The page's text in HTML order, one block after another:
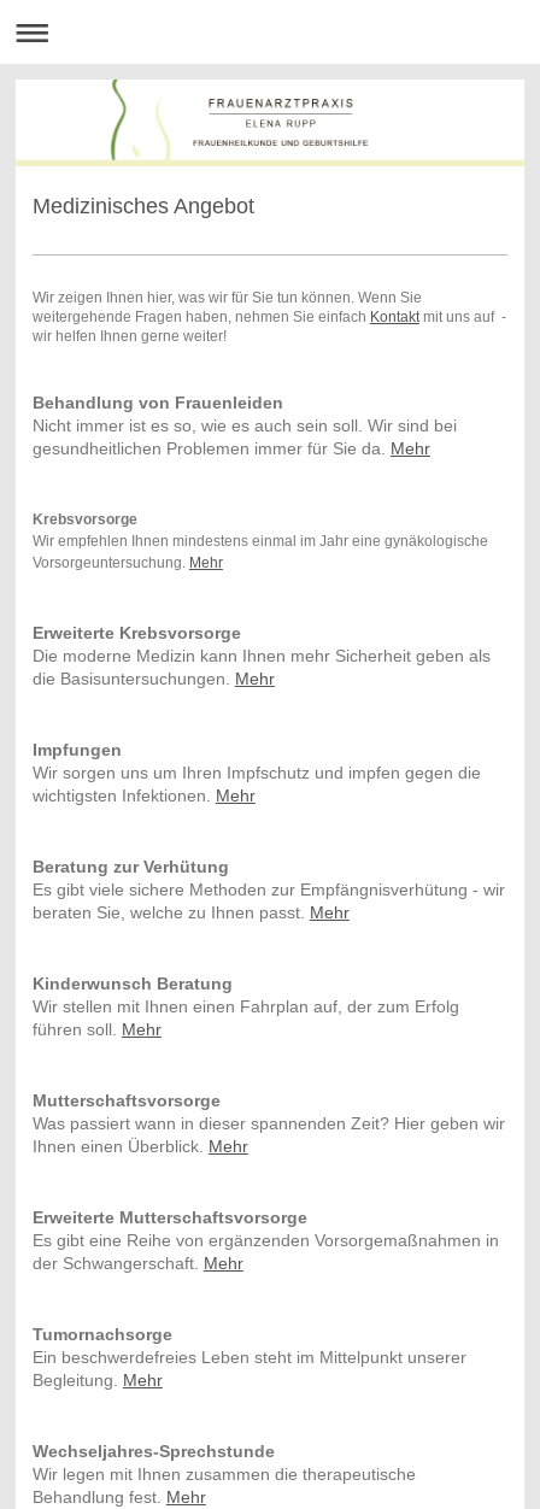
Medizinisches Angebot
Wir zeigen Ihnen hier, was wir für Sie tun können. Wenn Sie
weitergehende Fragen haben, nehmen Sie einfach Kontaktmit uns auf -
wir helfen Ihnen gerne weiter!
Behandlung von Frauenleiden
Nicht immer ist es so, wie es auch sein soll. Wir sind bei
gesundheitlichen Problemen immer für Sie da. Mehr
Krebsvorsorge
Wir empfehlen Ihnen mindestens einmal im Jahr eine gynäkologische
Vorsorgeuntersuchung. Mehr
Erweiterte Krebsvorsorge
Die moderne Medizin kann Ihnen mehr Sicherheit geben als
die Basisuntersuchungen. Mehr
Impfungen
Wir sorgen uns um Ihren Impfschutz und impfen gegen die
wichtigsten Infektionen. Mehr
Beratung zur Verhütung
Es gibt viele sichere Methoden zur Empfängnisverhütung - wir
beraten Sie, welche zu Ihnen passt. Mehr
Kinderwunsch Beratung
Wir stellen mit Ihnen einen Fahrplan auf, der zum Erfolg
führen soll. Mehr
Mutterschaftsvorsorge
Was passiert wann in dieser spannenden Zeit? Hier geben wir
Ihnen einen Überblick. Mehr
Erweiterte Mutterschaftsvorsorge
Es gibt eine Reihe von ergänzenden Vorsorgemaßnahmen in
der Schwangerschaft. Mehr
Tumornachsorge
Ein beschwerdefreies Leben steht im Mittelpunkt unserer
Begleitung. Mehr
Wechseljahres-Sprechstunde
Wir legen mit Ihnen zusammen die therapeutische
Behandlung fest. Mehr